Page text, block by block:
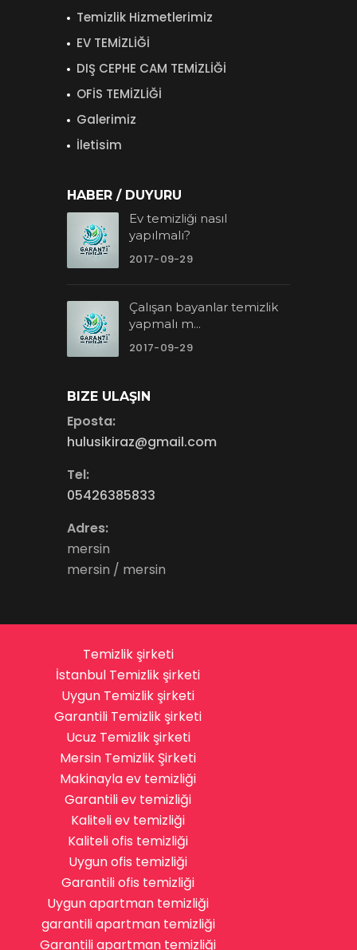
Temizlik Hizmetlerimiz
EV TEMİZLİĞİ
DIŞ CEPHE CAM TEMİZLİĞİ
OFİS TEMİZLİĞİ
Galerimiz
İletisim
HABER / DUYURU
Ev temizliği nasıl
yapılmalı?
2017-09-29
Çalışan bayanlar temizlik
yapmalı m...
2017-09-29
BIZE ULAŞIN
Eposta:
hulusikiraz@gmail.com
Tel:
05426385833
Adres:
mersin
mersin / mersin
Temizlik şirketi
İstanbul Temizlik şirketi
Uygun Temizlik şirketi
Garantili Temizlik şirketi
Ucuz Temizlik şirketi
Mersin Temizlik Şirketi
Makinayla ev temizliği
Garantili ev temizliği
Kaliteli ev temizliği
Kaliteli ofis temizliği
Uygun ofis temizliği
Garantili ofis temizliği
Uygun apartman temizliği
garantili apartman temizliği
Garantili apartman temizliği